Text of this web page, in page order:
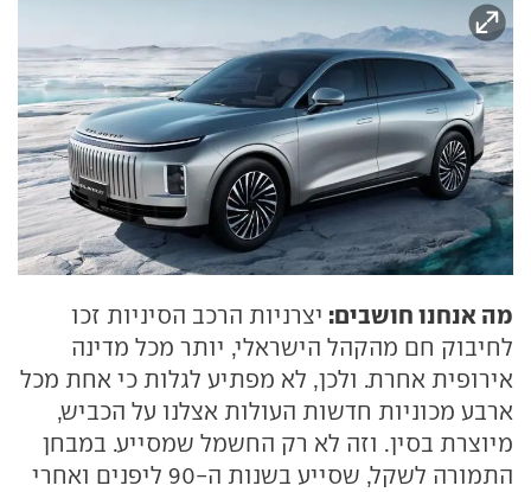
מה אנחנו חושבים: יצרניות הרכב הסיניות זכו
לחיבוק חם מהקהל הישראלי, יותר מכל מדינה
אירופית אחרת. ולכן, לא מפתיע לגלות כי אחת מכל
ארבע מכוניות חדשות העולות אצלנו על הכביש,
מיוצרת בסין. וזה לא רק החשמל שמסייע. במבחן
התמורה לשקל, שסייע בשנות ה-90 ליפנים ואחרי